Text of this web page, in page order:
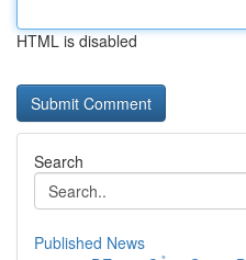
HTML is disabled
Search
Published News